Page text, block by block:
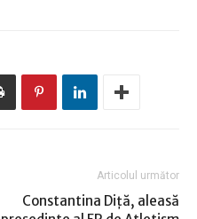
Articolul următor
Constantina Diţă, aleasă